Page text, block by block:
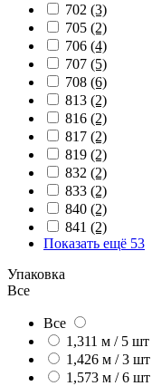
702 (3)
705 (2)
706 (4)
707 (5)
708 (6)
813 (2)
816 (2)
817 (2)
819 (2)
832 (2)
833 (2)
840 (2)
841 (2)
Показать ещё 53
Упаковка
Все
Все
1,311 м / 5 шт
1,426 м / 3 шт
1,573 м / 6 шт